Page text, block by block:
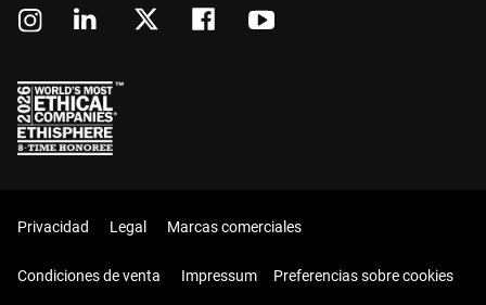
Privacidad Legal Marcas comerciales
Condiciones de venta Impressum Preferencias sobre cookies